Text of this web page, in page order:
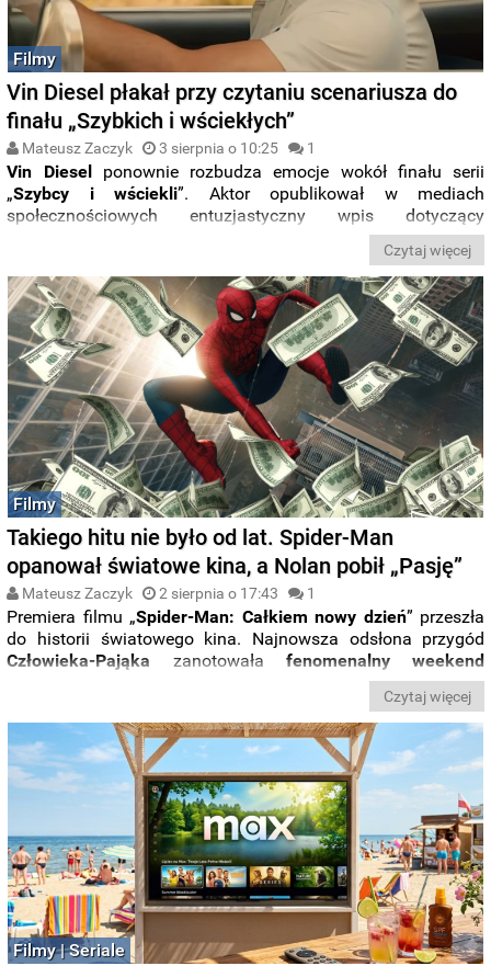
Filmy
Vin Diesel płakał przy czytaniu scenariusza do
finału „Szybkich i wściekłych”
Mateusz Zaczyk 3 sierpnia o 10:25 1
Vin Dieselponownie rozbudza emocje wokół finału serii
„Szybcy i wściekli”. Aktor opublikował w mediach
społecznościowych entuzjastyczny wpis dotyczący
”, który ma zakończyćjedną z
najbardziej dochodowych franczyz w historii kina. Problem w
tym, że za kulisami produkcja wciąż zmaga się z licznymi
trudnościami, a planowana data premiery może okazać się
trudna do utrzymania.
Czytaj więcej
Filmy
Takiego hitu nie było od lat. Spider-Man
opanował światowe kina, a Nolan pobił „Pasję”
Mateusz Zaczyk 2 sierpnia o 17:43 1
Premiera filmu „Spider-Man: Całkiem nowy dzień” przeszła
do historii światowego kina. Najnowsza odsłona przygód
Człowieka-Pająka zanotowała fenomenalny weekend
, który praktycznie zrównał się z rekordem wszech
Avengers: Koniec gry”. Co
więcej, mimo pojawienia się największego kinowego hitu
roku, świetnie radzi sobie także „
Odyseja” Christophera
Nolana, która nadal bije kolejne rekordy.
Czytaj więcej
Filmy | Seriale